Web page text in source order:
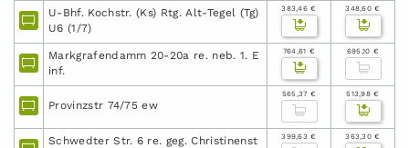
U-Bhf. Kochstr. (Ks) Rtg. Alt-Tegel (Tg)
U6 (1/7)
383,46 € 348,60 €
Markgrafendamm 20-20a re. neb. 1. E
inf.
764,61 € 695,10 €
Provinzstr 74/75 ew
565,37 € 513,98 €
Schwedter Str. 6 re. geg. Christinenst
399,63 € 363,30 €